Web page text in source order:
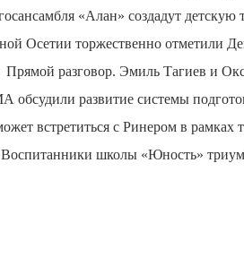
«Алан» создадут
Осетии торжественно отметили
Прямой разговор. Эмиль Тагиев и
развитие системы
встретиться с Ринером в
Воспитанники школы «Юность»